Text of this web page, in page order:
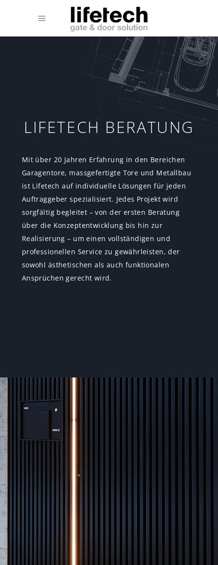
LIFETECH BERATUNG
Mit über 20 Jahren Erfahrung in den Bereichen
Garagentore, massgefertigte Tore und Metallbau
ist Lifetech auf individuelle Lösungen für jeden
Auftraggeber spezialisiert. Jedes Projekt wird
sorgfältig begleitet – von der ersten Beratung
über die Konzeptentwicklung bis hin zur
Realisierung – um einen vollständigen und
professionellen Service zu gewährleisten, der
sowohl ästhetischen als auch funktionalen
Ansprüchen gerecht wird.